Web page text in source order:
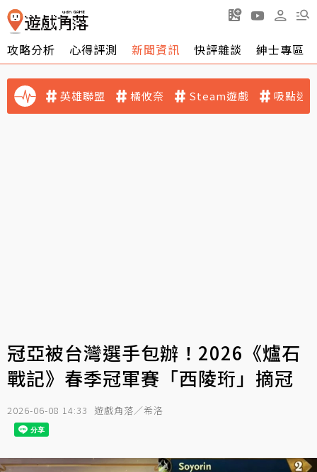
攻略分析 心得評測 新聞資訊 快評雜談 紳士專區
英雄聯盟 橘攸奈 Steam遊戲 吸點迷
冠亞被台灣選手包辦！2026《爐石
戰記》春季冠軍賽「西陵珩」摘冠
2026-06-08 14:33 遊戲角落／希洛